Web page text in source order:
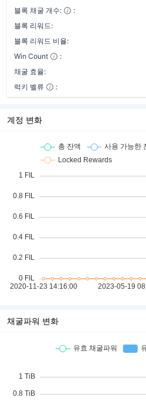
블록 채굴 개수:
:
블록 리워드:
블록 리워드 비율:
Win Count
:
채굴 효율:
럭키 벨류
:
계정 변화
채굴파워 변화